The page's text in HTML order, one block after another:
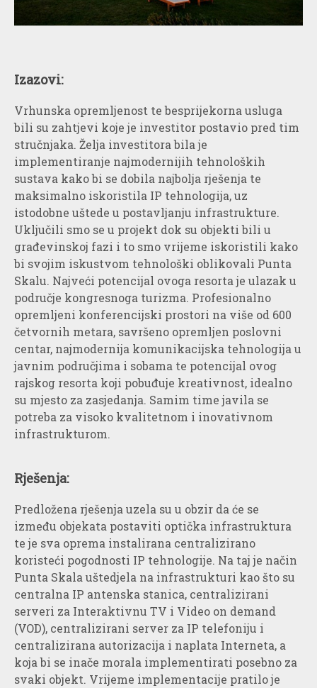
Izazovi:
Vrhunska opremljenost te besprijekorna usluga
bili su zahtjevi koje je investitor postavio pred tim
stručnjaka. Želja investitora bila je
implementiranje najmodernijih tehnoloških
sustava kako bi se dobila najbolja rješenja te
maksimalno iskoristila IP tehnologija, uz
istodobne uštede u postavljanju infrastrukture.
Uključili smo se u projekt dok su objekti bili u
građevinskoj fazi i to smo vrijeme iskoristili kako
bi svojim iskustvom tehnološki oblikovali Punta
Skalu. Najveći potencijal ovoga resorta je ulazak u
područje kongresnoga turizma. Profesionalno
opremljeni konferencijski prostori na više od 600
četvornih metara, savršeno opremljen poslovni
centar, najmodernija komunikacijska tehnologija u
javnim područjima i sobama te potencijal ovog
rajskog resorta koji pobuđuje kreativnost, idealno
su mjesto za zasjedanja. Samim time javila se
potreba za visoko kvalitetnom i inovativnom
infrastrukturom.
Rješenja:
Predložena rješenja uzela su u obzir da će se
između objekata postaviti optička infrastruktura
te je sva oprema instalirana centralizirano
koristeći pogodnosti IP tehnologije. Na taj je način
Punta Skala uštedjela na infrastrukturi kao što su
centralna IP antenska stanica, centralizirani
serveri za Interaktivnu TV i Video on demand
(VOD), centralizirani server za IP telefoniju i
centralizirana autorizacija i naplata Interneta, a
koja bi se inače morala implementirati posebno za
svaki objekt. Vrijeme implementacije pratilo je